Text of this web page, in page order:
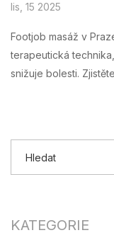
lis, 15 2025
Footjob masáž v
terapeutická
snižuje bolesti.
KATEGORIE